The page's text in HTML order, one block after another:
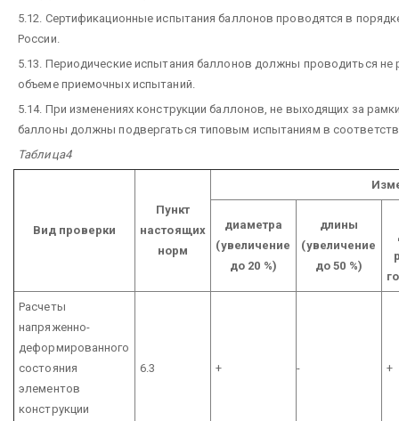
5.12. Сертификационные испытания баллонов проводятся в
России.
5.13. Периодические испытания баллонов должны проводиться не
объеме приемочных испытаний.
5.14. При изменениях конструкции баллонов, не выходящих за
баллоны должны подвергаться типовым испытаниям в
Таблица4
Вид проверки
Пункт
настоящих
норм
диаметра
(увеличение
до 20 %)
длины
(увеличение
до 50 %)
Расчеты
напряженно-
деформированного
состояния
элементов
конструкции
6.3 + - +